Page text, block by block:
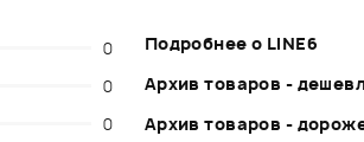
0
0
0
Подробнее о LINE6
Архив товаров -
Архив товаров -